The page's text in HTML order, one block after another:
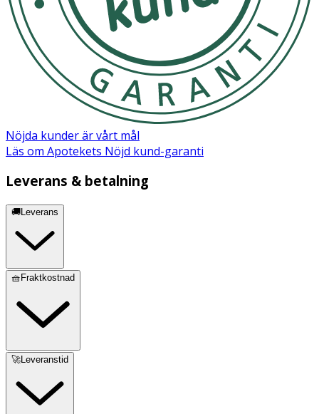
Nöjda kunder är vårt mål
Läs om Apotekets Nöjd kund-garanti
Leverans & betalning
🚚Leverans
🧺Fraktkostnad
🚀Leveranstid